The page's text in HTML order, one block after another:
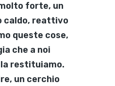
forte, un
caldo, reattivo
queste cose,
che a noi
restituiamo.
un cerchio